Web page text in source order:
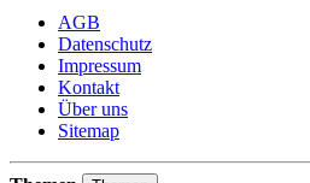
AGB
Datenschutz
Impressum
Kontakt
Über uns
Sitemap